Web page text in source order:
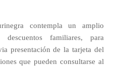
contempla un amplio
descuentos familiares, para
presentación de la tarjeta del
que pueden consultarse al